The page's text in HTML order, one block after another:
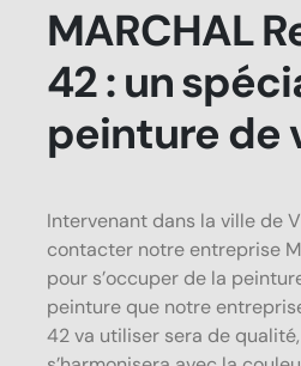
MARCHAL
42 : un
peinture de
Intervenant dans la ville de
contacter notre entreprise
pour s’occuper de la
peinture que notre
42 va utiliser sera de